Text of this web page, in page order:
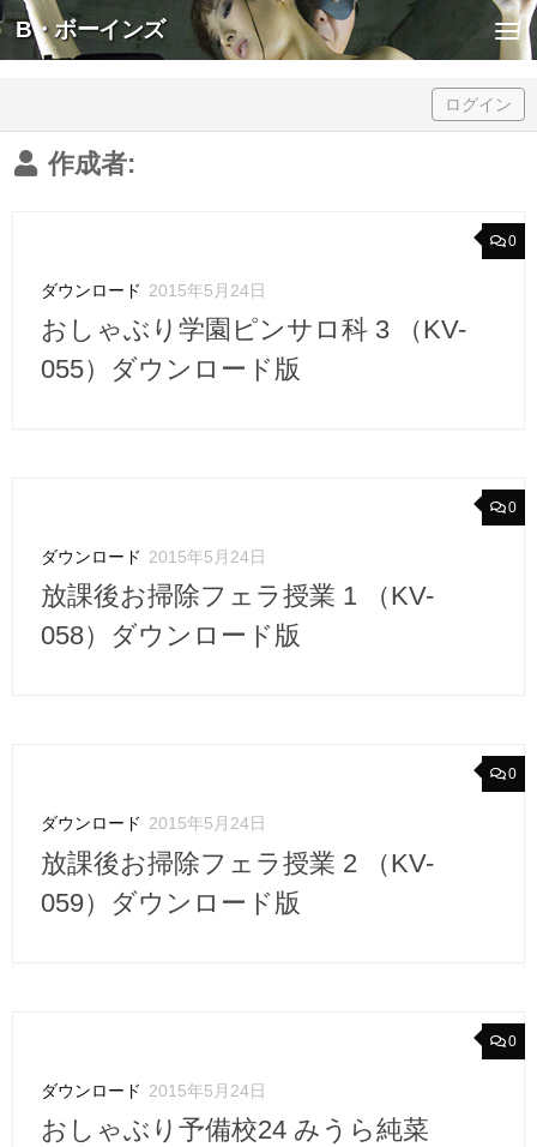
Skip to content
B・ボーインズ
ログイン
作成者:
0
ダウンロード 2015年5月24日
おしゃぶり学園ピンサロ科 3 （KV-
055）ダウンロード版
0
ダウンロード 2015年5月24日
放課後お掃除フェラ授業 1 （KV-
058）ダウンロード版
0
ダウンロード 2015年5月24日
放課後お掃除フェラ授業 2 （KV-
059）ダウンロード版
0
ダウンロード 2015年5月24日
おしゃぶり予備校24 みうら純菜